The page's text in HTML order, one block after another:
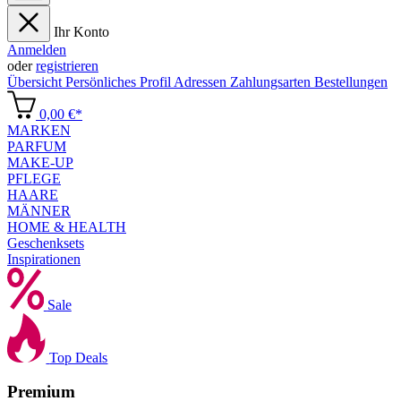
Ihr Konto
Anmelden
oderregistrieren
Übersicht Persönliches Profil Adressen Zahlungsarten Bestellungen
0,00 €*
MARKEN
PARFUM
MAKE-UP
PFLEGE
HAARE
MÄNNER
HOME & HEALTH
Geschenksets
Inspirationen
Sale
Top Deals
Premium